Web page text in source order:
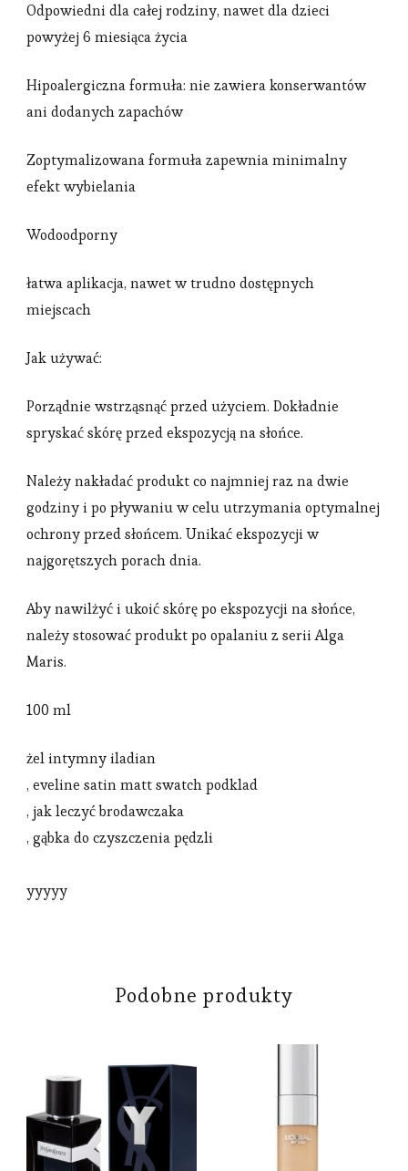
Odpowiedni dla całej rodziny, nawet dla dzieci
powyżej 6 miesiąca życia
Hipoalergiczna formuła: nie zawiera konserwantów
ani dodanych zapachów
Zoptymalizowana formuła zapewnia minimalny
efekt wybielania
Wodoodporny
łatwa aplikacja, nawet w trudno dostępnych
miejscach
Jak używać:
Porządnie wstrząsnąć przed użyciem. Dokładnie
spryskać skórę przed ekspozycją na słońce.
Należy nakładać produkt co najmniej raz na dwie
godziny i po pływaniu w celu utrzymania optymalnej
ochrony przed słońcem. Unikać ekspozycji w
najgorętszych porach dnia.
Aby nawilżyć i ukoić skórę po ekspozycji na słońce,
należy stosować produkt po opalaniu z serii Alga
Maris.
100 ml
żel intymny iladian
, eveline satin matt swatch podklad
, jak leczyć brodawczaka
, gąbka do czyszczenia pędzli
yyyyy
Podobne produkty